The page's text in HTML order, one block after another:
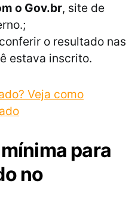
o Gov.br, site de
o resultado nas
estava inscrito.
Veja como
para
no